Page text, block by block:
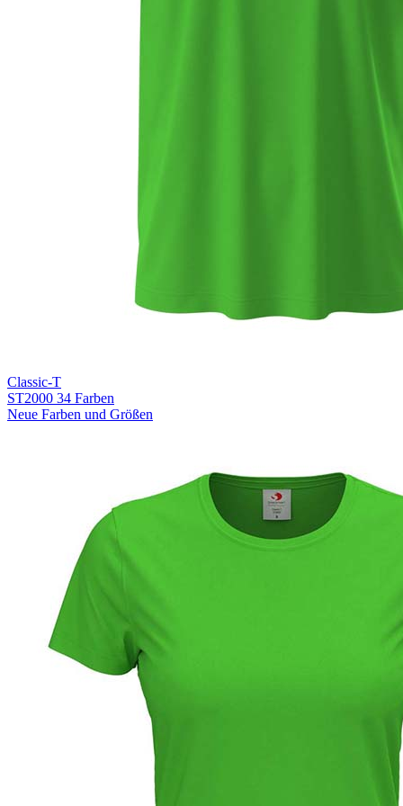
Light Grey Melange (LGM)
Classic-T
ST2000 34 Farben
Neue Farben und Größen